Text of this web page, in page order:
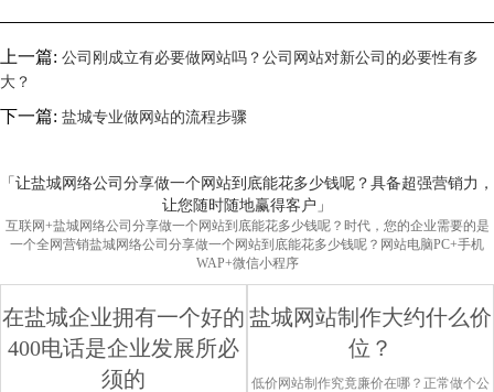
上一篇: 公司刚成立有必要做网站吗？公司网站对新公司的必要性有多
大？
下一篇: 盐城专业做网站的流程步骤
「让盐城网络公司分享做一个网站到底能花多少钱呢？具备超强营销力，
让您随时随地赢得客户」
互联网+盐城网络公司分享做一个网站到底能花多少钱呢？时代，您的企业需要的是
一个全网营销盐城网络公司分享做一个网站到底能花多少钱呢？网站电脑PC+手机
WAP+微信小程序
在盐城企业拥有一个好的
400电话是企业发展所必
须的
盐城网站制作大约什么价
位？
低价网站制作究竟廉价在哪？正常做个公